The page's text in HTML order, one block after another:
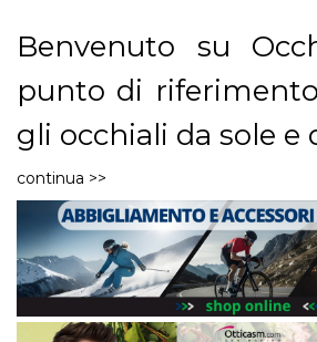
Benvenuto su
punto di
gli occhiali da sole e
Benvenuto su Occhiali.blog, il
riguarda gli occhiali da sole e le
nostro sito potrai trovare dei favolosi
ed esplicativi che ti
ricercati e popolari nel dettaglio e
Il nostro staff specializzato ha
continua >>